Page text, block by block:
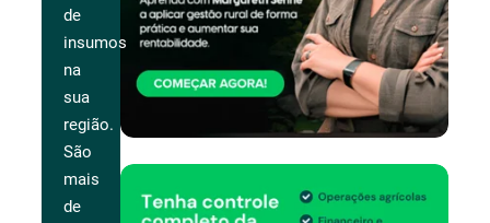
de
insumos
na
sua
região.
São
mais
de